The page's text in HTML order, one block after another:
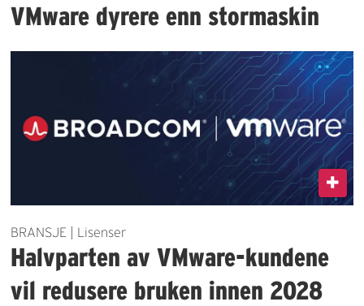
VMware dyrere enn stormaskin
BRANSJE | Lisenser
Halvparten av VMware-kundene
vil redusere bruken innen 2028